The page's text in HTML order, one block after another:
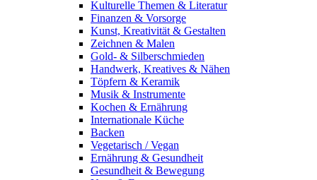
Kulturelle Themen & Literatur
Finanzen & Vorsorge
Kunst, Kreativität & Gestalten
Zeichnen & Malen
Gold- & Silberschmieden
Handwerk, Kreatives & Nähen
Töpfern & Keramik
Musik & Instrumente
Kochen & Ernährung
Internationale Küche
Backen
Vegetarisch / Vegan
Ernährung & Gesundheit
Gesundheit & Bewegung